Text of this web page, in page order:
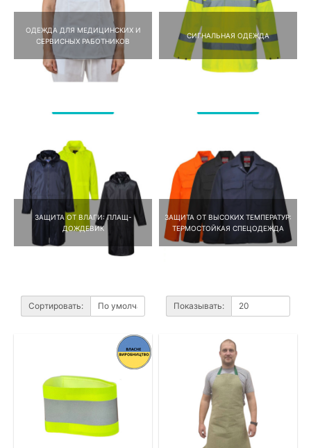
ОДЕЖДА ДЛЯ МЕДИЦИНСКИХ И
СЕРВИСНЫХ РАБОТНИКОВ
СИГНАЛЬНАЯ ОДЕЖДА
ЗАЩИТА ОТ ВЛАГИ: ПЛАЩ-
ДОЖДЕВИК
ЗАЩИТА ОТ ВЫСОКИХ ТЕМПЕРАТУР:
ТЕРМОСТОЙКАЯ СПЕЦОДЕЖДА
Сортировать: Показывать: